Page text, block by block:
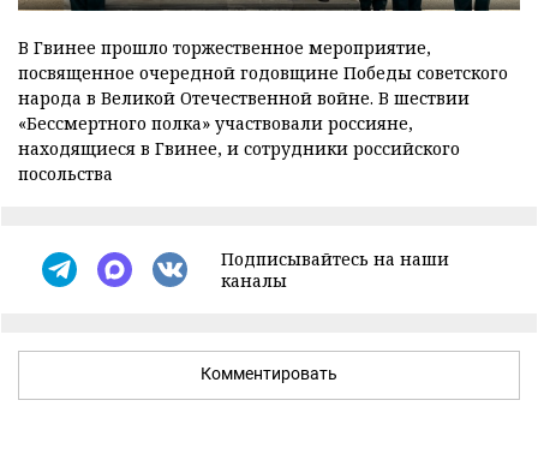
В Гвинее прошло торжественное мероприятие,
посвященное очередной годовщине Победы советского
народа в Великой Отечественной войне. В шествии
«Бессмертного полка» участвовали россияне,
находящиеся в Гвинее, и сотрудники российского
посольства
Подписывайтесь на наши
каналы
Комментировать